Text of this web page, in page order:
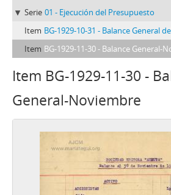
Serie 01 - Ejecución del Presupuesto
Item BG-1929-10-31 - Balance General
Item BG-1929-11-30 - Balance General-
Item BG-1929-11-30 -
General-Noviembre